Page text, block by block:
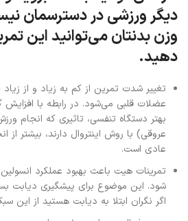
دیگر ورزشی در دسترسمان
وزن بدنتان می‌توانید این
دهید.
تغییر شدت تمرین از کم به زیاد و از
عضلات قلبی می‌شود. در رابطه با
بهتر دستگاه تنفسی، تاثیری که انجام
عروقی) با روش اینتروال دارند، بیشتر از
عادی است.
تمرینات هیت باعث بهبود عملکرد
شود. این موضوع برای پیشگیری دیابت
اگر نگران ابتلا به دیابت هستید از این